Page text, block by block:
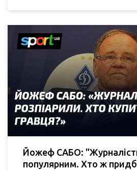
Йожеф САБО:
популярним. Хто ж